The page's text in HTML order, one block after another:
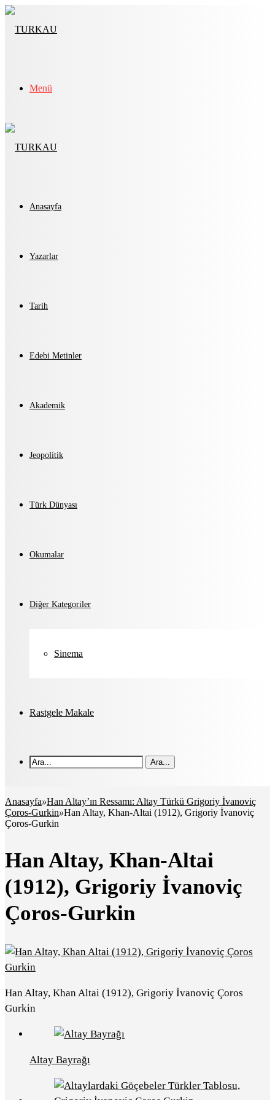
Menü
Anasayfa
Yazarlar
Tarih
Edebi Metinler
Akademik
Jeopolitik
Türk Dünyası
Okumalar
Diğer Kategoriler
Sinema
Rastgele Makale
Ara...
Anasayfa»Han Altay’ın Ressamı: Altay Türkü Grigoriy İvanoviç
Çoros-Gurkin»Han Altay, Khan-Altai (1912), Grigoriy İvanoviç
Çoros-Gurkin
Han Altay, Khan-Altai
(1912), Grigoriy İvanoviç
Çoros-Gurkin
Han Altay, Khan Altai (1912), Grigoriy İvanoviç Çoros
Gurkin
Altay Bayrağı